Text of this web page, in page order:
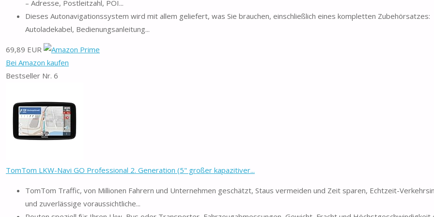
– Adresse, Postleitzahl, POI...
Dieses Autonavigationssystem wird mit allem geliefert, was Sie brauchen, einschließlich eines kompletten Zubehörsatzes:
Autoladekabel, Bedienungsanleitung...
69,89 EUR
Bei Amazon kaufen
Bestseller Nr. 6
TomTom LKW-Navi GO Professional 2. Generation (5" großer kapazitiver...
TomTom Traffic, von Millionen Fahrern und Unternehmen geschätzt, Staus vermeiden und Zeit sparen, Echtzeit-
und zuverlässige voraussichtliche...